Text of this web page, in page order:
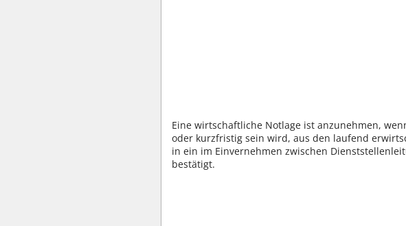
Eine wirtschaftliche Notlage ist anzunehmen,
oder kurzfristig sein wird, aus den laufend
in ein im Einvernehmen zwischen
bestätigt.